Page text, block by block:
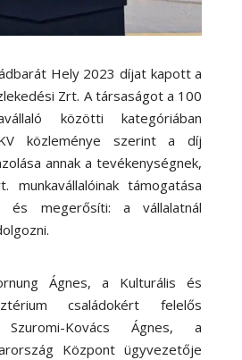
Hely 2023 díjat kapott a
Zrt. A társaságot a 100
közötti kategóriában
közleménye szerint a díj
annak a tevékenységnek,
támogatása
és megerősíti: a vállalatnál
Ágnes, a Kulturális és
családokért felelős
Kovács Ágnes, a
Központ ügyvezetője